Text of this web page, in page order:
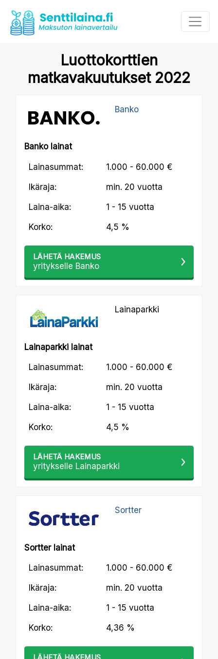
Luottokorttien
matkavakuutukset 2022
Banko
Banko lainat
Lainasummat: 1.000 - 60.000 €
Ikäraja: min. 20 vuotta
Laina-aika: 1 - 15 vuotta
Korko: 4,5 %
LÄHETÄ HAKEMUS
yritykselle Banko
Lainaparkki
Lainaparkki lainat
Lainasummat: 1.000 - 60.000 €
Ikäraja: min. 20 vuotta
Laina-aika: 1 - 15 vuotta
Korko: 4,5 %
LÄHETÄ HAKEMUS
yritykselle Lainaparkki
Sortter
Sortter lainat
Lainasummat: 1.000 - 60.000 €
Ikäraja: min. 20 vuotta
Laina-aika: 1 - 15 vuotta
Korko: 4,36 %